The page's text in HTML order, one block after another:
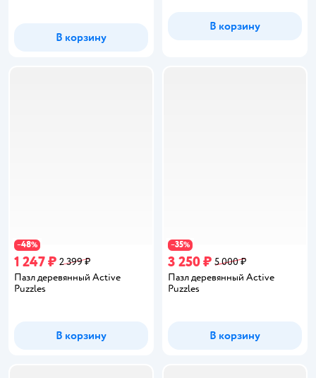
В корзину
В корзину
−48%
1 247 ₽ 2 399 ₽
Пазл деревянный Active
Puzzles
В корзину
−35%
3 250 ₽ 5 000 ₽
Пазл деревянный Active
Puzzles
В корзину